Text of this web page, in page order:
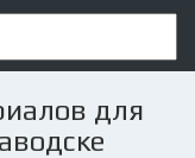
для